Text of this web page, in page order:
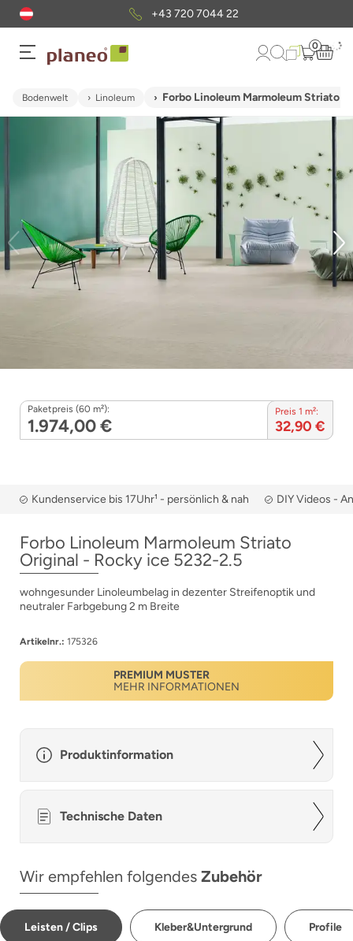
+43 720 7044 22
0
Bodenwelt Linoleum Forbo Linoleum Marmoleum Striato
Paketpreis (60 m²):
1.974,00 €
Preis 1 m²:
32,90 €
Kundenservice bis 17Uhr¹ - persönlich & nah DIY Videos -
Forbo Linoleum Marmoleum Striato
Original - Rocky ice 5232-2.5
wohngesunder Linoleumbelag in dezenter Streifenoptik und
neutraler Farbgebung 2 m Breite
Artikelnr.: 175326
PREMIUM MUSTER
MEHR INFORMATIONEN
Produktinformation
Technische Daten
Wir empfehlen folgendes Zubehör
Leisten / Clips Kleber&Untergrund Profile